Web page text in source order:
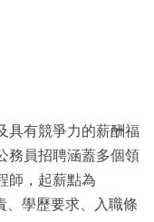
具有競爭力的薪酬福
務員招聘涵蓋多個領
師，起薪點為
、學歷要求、入職條